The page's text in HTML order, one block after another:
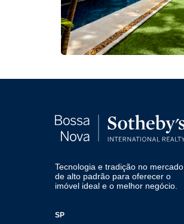
Tecnologia e tradição no mercado
de alto padrão para oferecer o
imóvel ideal e o melhor negócio.
SP